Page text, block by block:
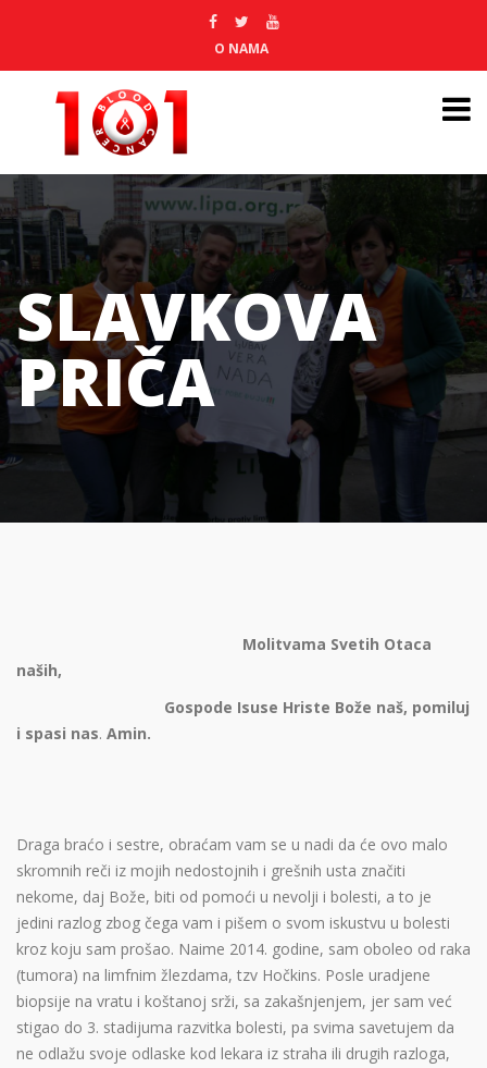
O NAMA
SLAVKOVA
PRIČA
Molitvama Svetih Otaca
naših,
Gospode Isuse Hriste Bože naš, pomiluj
i spasi nas. Amin.
Draga braćo i sestre, obraćam vam se u nadi da će ovo malo
skromnih reči iz mojih nedostojnih i grešnih usta značiti
nekome, daj Bože, biti od pomoći u nevolji i bolesti, a to je
jedini razlog zbog čega vam i pišem o svom iskustvu u bolesti
kroz koju sam prošao. Naime 2014. godine, sam oboleo od raka
(tumora) na limfnim žlezdama, tzv Hočkins. Posle uradjene
biopsije na vratu i koštanoj srži, sa zakašnjenjem, jer sam već
stigao do 3. stadijuma razvitka bolesti, pa svima savetujem da
ne odlažu svoje odlaske kod lekara iz straha ili drugih razloga,